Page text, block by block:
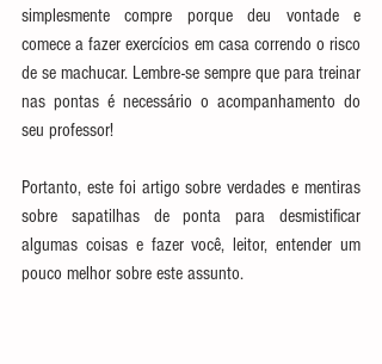
simplesmente compre porque deu vontade e
comece a fazer exercícios em casa correndo o risco
de se machucar. Lembre-se sempre que para treinar
nas pontas é necessário o acompanhamento do
seu professor!
Portanto, este foi artigo sobre verdades e mentiras
sobre sapatilhas de ponta para desmistificar
algumas coisas e fazer você, leitor, entender um
pouco melhor sobre este assunto.